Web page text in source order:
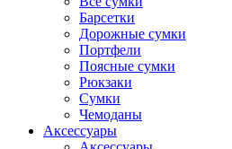
Барсетки
Дорожные сумки
Портфели
Поясные сумки
Рюкзаки
Сумки
Чемоданы
Аксессуары